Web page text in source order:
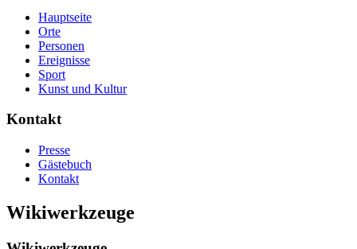
Hauptseite
Orte
Personen
Ereignisse
Sport
Kunst und Kultur
Kontakt
Presse
Gästebuch
Kontakt
Wikiwerkzeuge